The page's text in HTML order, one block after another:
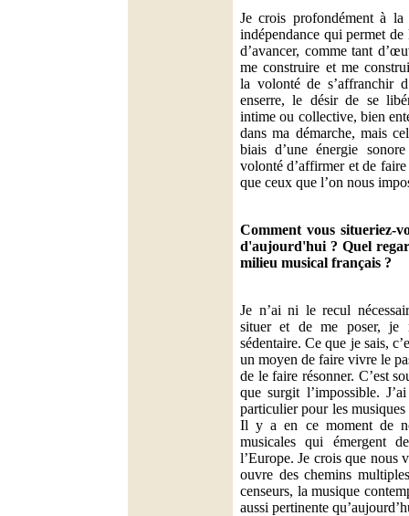
Je crois profondément à
indépendance qui permet de
d’avancer, comme tant
me construire et me
la volonté de s’affranchir
enserre, le désir de se
intime ou collective, bien
dans ma démarche, mais
biais d’une énergie
volonté d’affirmer et de faire
que ceux que l’on nous
Comment vous situeriez-
d'aujourd'hui ? Quel
milieu musical français ?
Je n’ai ni le recul
situer et de me poser, je
sédentaire. Ce que je sais,
un moyen de faire vivre le
de le faire résonner. C’est
que surgit l’impossible.
particulier pour les
Il y a en ce moment de
musicales qui émergent
l’Europe. Je crois que nous
ouvre des chemins
censeurs, la musique
aussi pertinente